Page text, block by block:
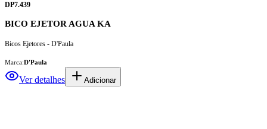
DP7.439
BICO EJETOR AGUA KA
Bicos Ejetores - D'Paula
Marca:D'Paula
Ver detalhes Adicionar